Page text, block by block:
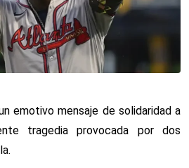
emotivo mensaje de solidaridad a
tragedia provocada por dos